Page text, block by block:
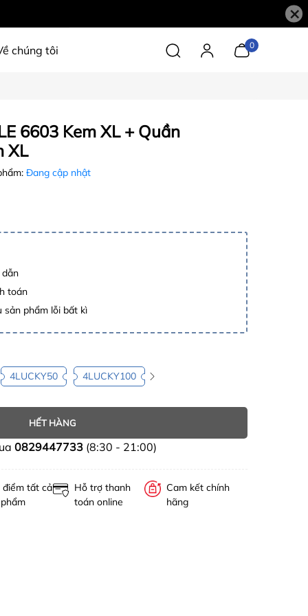
×
chúng tôi 0
6603 Kem XL + Quần
XL
Đang cập nhật
toán
phẩm lỗi bất kì
4LUCKY50 4LUCKY100
HẾT HÀNG
0829447733(8:30 - 21:00)
điểm tất cả
Hỗ trợ thanh
toán online
Cam kết chính
hãng